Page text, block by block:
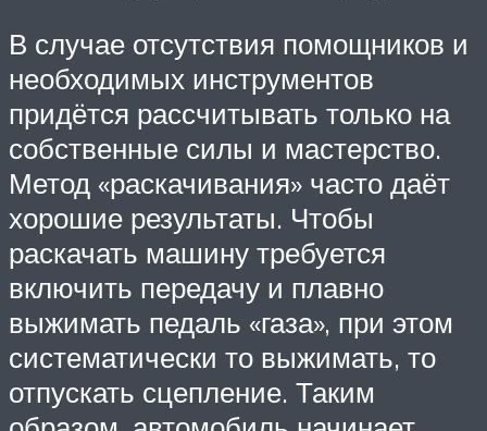
В случае отсутствия помощников и
необходимых инструментов
придётся рассчитывать только на
собственные силы и мастерство.
Метод «раскачивания» часто даёт
хорошие результаты. Чтобы
раскачать машину требуется
включить передачу и плавно
выжимать педаль «газа», при этом
систематически то выжимать, то
отпускать сцепление. Таким